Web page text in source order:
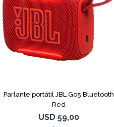
Parlante portátil JBL Go5 Bluetooth
Red
USD 59,00